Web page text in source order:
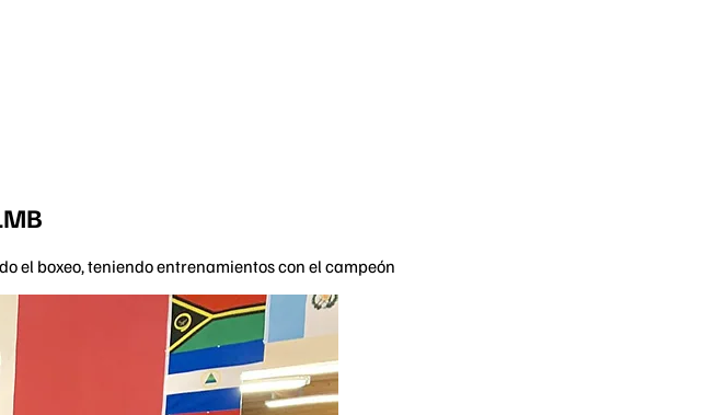
el boxeo, teniendo entrenamientos con el campeón